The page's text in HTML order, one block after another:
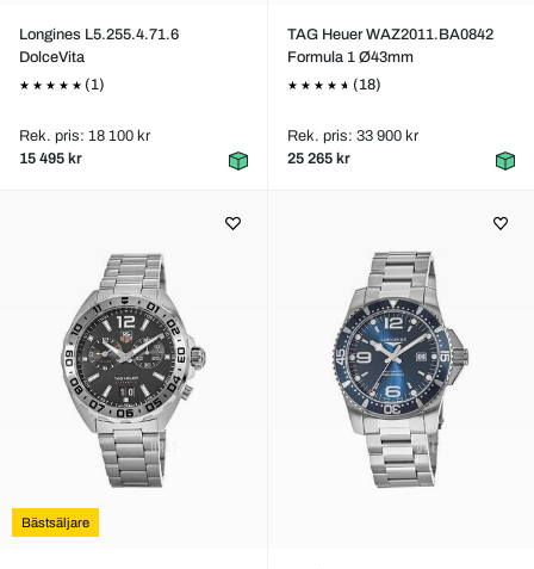
Longines L5.255.4.71.6
DolceVita
(1)
Rek. pris: 18 100 kr
15 495 kr
TAG Heuer WAZ2011.BA0842
Formula 1 Ø43mm
(18)
Rek. pris: 33 900 kr
25 265 kr
Bästsäljare